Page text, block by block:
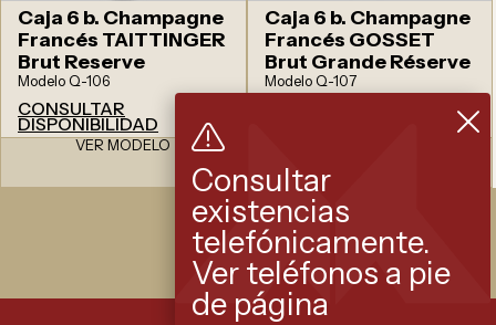
Caja 6 b. Champagne
Francés TAITTINGER
Brut Reserve
Modelo Q-106
CONSULTAR
DISPONIBILIDAD
VER MODELO
Caja 6 b. Champagne
Francés GOSSET
Brut Grande Réserve
Modelo Q-107
Consultar
existencias
telefónicamente.
Ver teléfonos a pie
de página